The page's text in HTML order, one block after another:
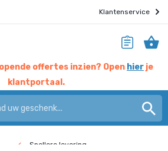
Klantenservice
offertes inzien? Open hier je
klantportaal.
Hier werken experts voor jou
Snellere levering